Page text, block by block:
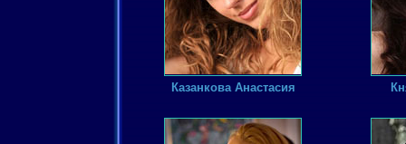
Казанкова Анастасия